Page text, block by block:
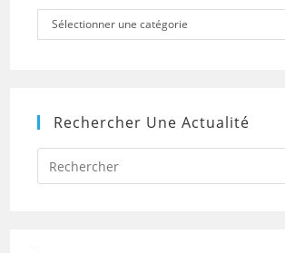
Catégories
Sélectionner une catégorie
Rechercher Une Actualité